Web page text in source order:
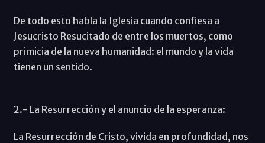
De todo esto habla la Iglesia cuando confiesa a
Jesucristo Resucitado de entre los muertos, como
primicia de la nueva humanidad: el mundo y la vida
tienen un sentido.
2.- La Resurrección y el anuncio de la esperanza:
La Resurrección de Cristo, vivida en profundidad, nos